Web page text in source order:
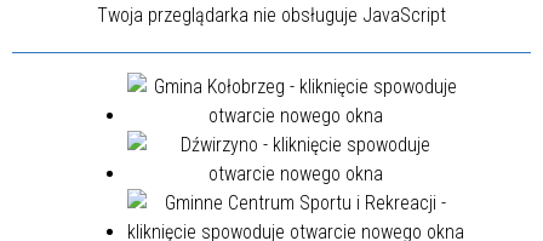
Twoja przeglądarka nie obsługuje JavaScript